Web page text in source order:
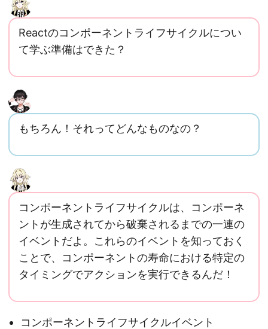
Reactのコンポーネントライフサイクルについ
て学ぶ準備はできた？
もちろん！それってどんなものなの？
コンポーネントライフサイクルは、コンポーネ
ントが生成されてから破棄されるまでの一連の
イベントだよ。これらのイベントを知っておく
ことで、コンポーネントの寿命における特定の
タイミングでアクションを実行できるんだ！
コンポーネントライフサイクルイベント